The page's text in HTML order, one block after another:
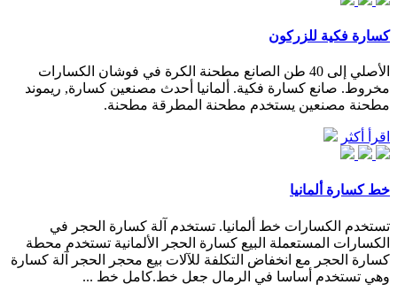
كسارة فكية للزركون
الأصلي إلى 40 طن الصانع مطحنة الكرة في فوشان الكسارات
مخروط. صانع كسارة فكية. ألمانيا أحدث مصنعين كسارة, ريموند
مطحنة مصنعين يستخدم مطحنة المطرقة مطحنة.
اقرأ أكثر
خط كسارة ألمانيا
تستخدم الكسارات خط ألمانيا. تستخدم آلة كسارة الحجر في
الكسارات المستعملة البيع كسارة الحجر الألمانية تستخدم محطة
كسارة الحجر مع انخفاض التكلفة للآلات بيع محجر الحجر آلة كسارة
وهي تستخدم أساسا في الرمال جعل خط.كامل خط ...